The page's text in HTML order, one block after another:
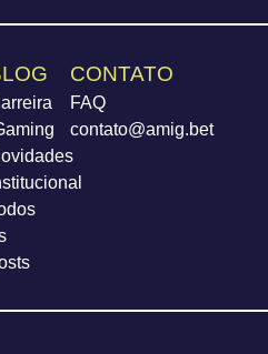
CONTATO
FAQ
contato@amig.bet